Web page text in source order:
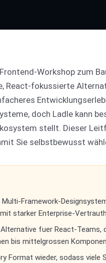
Workshop zum
React-fokussierte
doch Ladle kann
stellt. Dieser
Sie selbstbewusst
Framework-
starker Enterprise-
fuer React-Teams,
bis mittelgrossen
Format wieder, sodass viele